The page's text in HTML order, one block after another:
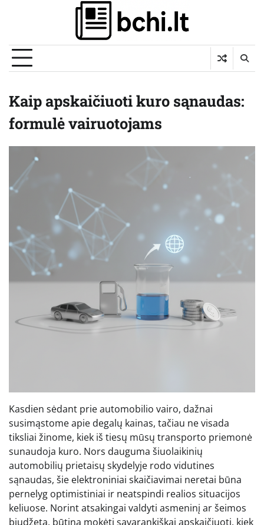
Kaip apskaičiuoti kuro sąnaudas:
formulė vairuotojams
Kasdien sėdant prie automobilio vairo, dažnai
susimąstome apie degalų kainas, tačiau ne visada
tiksliai žinome, kiek iš tiesų mūsų transporto priemonė
sunaudoja kuro. Nors dauguma šiuolaikinių
automobilių prietaisų skydelyje rodo vidutines
sąnaudas, šie elektroniniai skaičiavimai neretai būna
pernelyg optimistiniai ir neatspindi realios situacijos
keliuose. Norint atsakingai valdyti asmeninį ar šeimos
biudžetą, būtina mokėti savarankiškai apskaičiuoti, kiek